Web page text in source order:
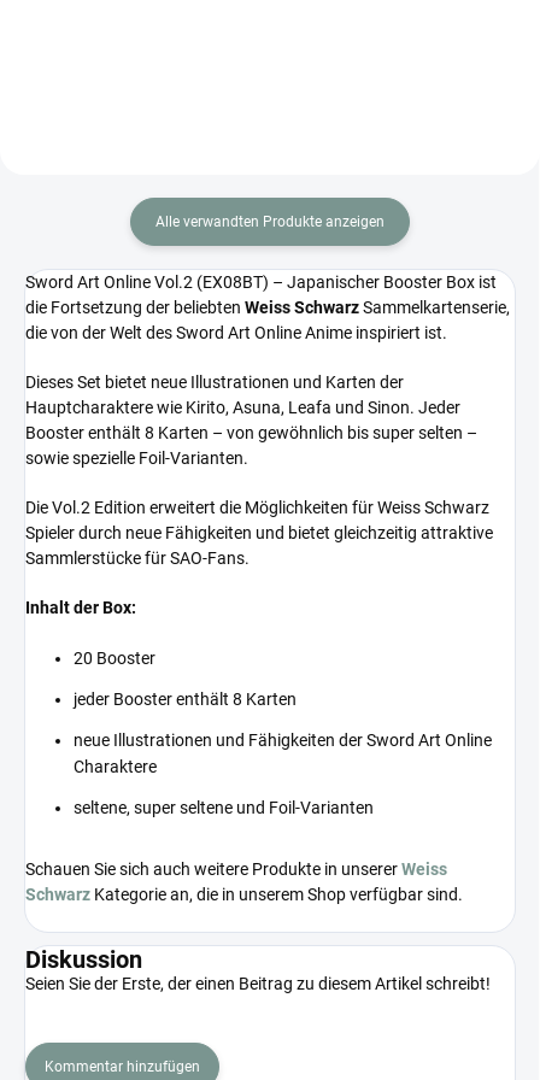
Alle verwandten Produkte anzeigen
Sword Art Online Vol.2 (EX08BT) – Japanischer Booster Box ist
die Fortsetzung der beliebten Weiss SchwarzSammelkartenserie,
die von der Welt des Sword Art Online Anime inspiriert ist.
Dieses Set bietet neue Illustrationen und Karten der
Hauptcharaktere wie Kirito, Asuna, Leafa und Sinon. Jeder
Booster enthält 8 Karten – von gewöhnlich bis super selten –
sowie spezielle Foil-Varianten.
Die Vol.2 Edition erweitert die Möglichkeiten für Weiss Schwarz
Spieler durch neue Fähigkeiten und bietet gleichzeitig attraktive
Sammlerstücke für SAO-Fans.
Inhalt der Box:
20 Booster
jeder Booster enthält 8 Karten
neue Illustrationen und Fähigkeiten der Sword Art Online
Charaktere
seltene, super seltene und Foil-Varianten
Schauen Sie sich auch weitere Produkte in unsererWeiss
Schwarz Kategorie an, die in unserem Shop verfügbar sind.
Diskussion
Seien Sie der Erste, der einen Beitrag zu diesem Artikel schreibt!
Kommentar hinzufügen